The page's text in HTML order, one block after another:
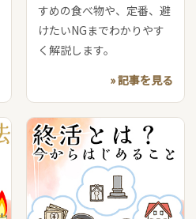
すめの食べ物や、定番、避
けたいNGまでわかりやす
く解説します。
» 記事を見る